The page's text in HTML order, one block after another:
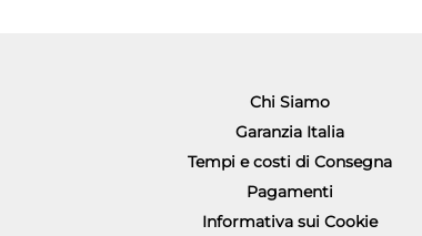
Chi Siamo
Garanzia Italia
Tempi e costi di Consegna
Pagamenti
Informativa sui Cookie